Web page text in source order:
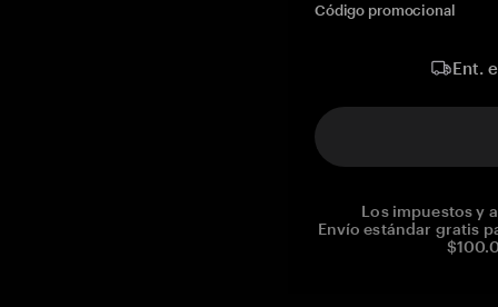
Código promocional
Ent.
Los impuestos y
Envío estándar gratis